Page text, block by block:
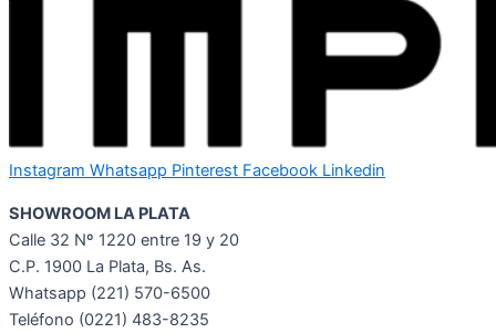
Instagram Whatsapp Pinterest Facebook Linkedin
SHOWROOM LA PLATA
Calle 32 Nº 1220 entre 19 y 20
C.P. 1900 La Plata, Bs. As.
Whatsapp (221) 570-6500
Teléfono (0221) 483-8235